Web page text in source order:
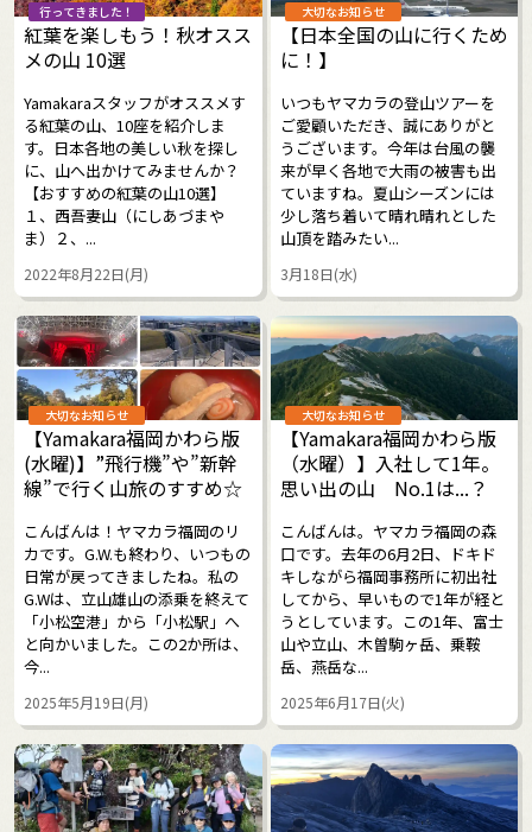
行ってきました！
紅葉を楽しもう！秋オスス
メの山 10選
Yamakaraスタッフがオススメす
る紅葉の山、10座を紹介しま
す。日本各地の美しい秋を探し
に、山へ出かけてみませんか？
【おすすめの紅葉の山10選】
１、西吾妻山（にしあづまや
ま）２、...
2022年8月22日(月)
大切なお知らせ
【日本全国の山に行くため
に！】
いつもヤマカラの登山ツアーを
ご愛顧いただき、誠にありがと
うございます。今年は台風の襲
来が早く各地で大雨の被害も出
ていますね。夏山シーズンには
少し落ち着いて晴れ晴れとした
山頂を踏みたい...
3月18日(水)
大切なお知らせ
【Yamakara福岡かわら版
(水曜)】”飛行機”や”新幹
線”で行く山旅のすすめ☆
こんばんは！ヤマカラ福岡のリ
カです。G.W.も終わり、いつもの
日常が戻ってきましたね。私の
G.Wは、立山雄山の添乗を終えて
「小松空港」から「小松駅」へ
と向かいました。この2か所は、
今...
2025年5月19日(月)
大切なお知らせ
【Yamakara福岡かわら版
（水曜）】入社して1年。
思い出の山 No.1は...？
こんばんは。ヤマカラ福岡の森
口です。去年の6月2日、ドキド
キしながら福岡事務所に初出社
してから、早いもので1年が経と
うとしています。この1年、富士
山や立山、木曽駒ヶ岳、乗鞍
岳、燕岳な...
2025年6月17日(火)